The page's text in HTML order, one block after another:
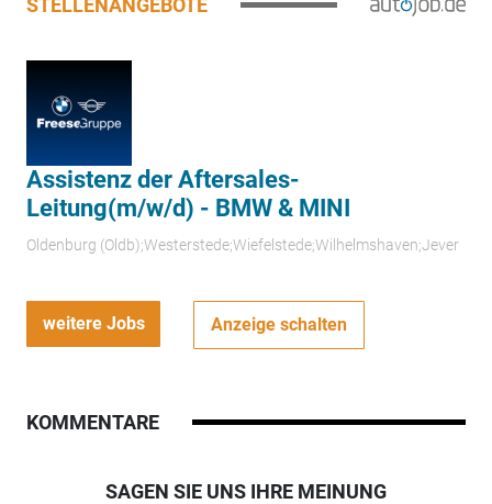
STELLENANGEBOTE
Assistenz der Aftersales-
Leitung(m/w/d) - BMW & MINI
Oldenburg (Oldb);Westerstede;Wiefelstede;Wilhelmshaven;Jever
weitere Jobs Anzeige schalten
KOMMENTARE
SAGEN SIE UNS IHRE MEINUNG